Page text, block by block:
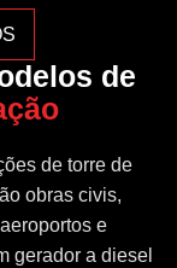
de
de torre de
obras civis,
e
gerador a diesel